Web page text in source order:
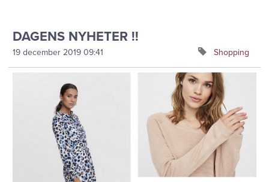
DAGENS NYHETER !!
19 december 2019 09:41 Shopping